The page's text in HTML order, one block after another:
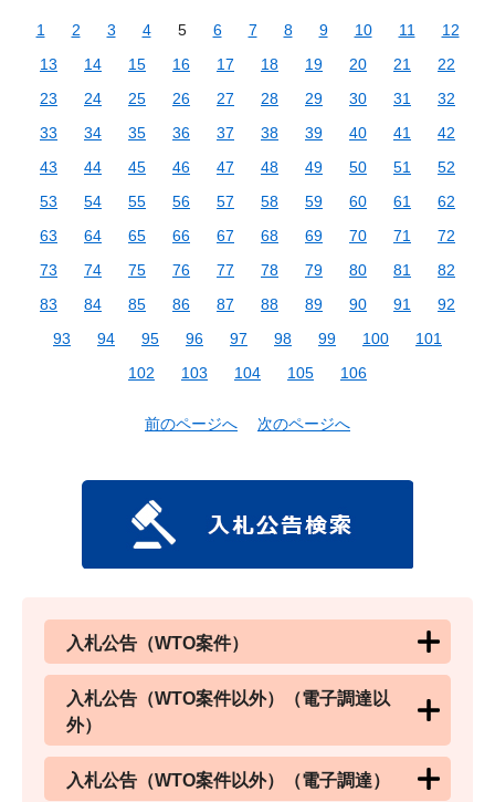
1 2 3 4 5 6 7 8 9 10 11
12
13
14 15 16 17 18 19 20 21
22
23
24 25 26 27 28 29 30 31
32
33
34 35 36 37 38 39 40 41
42
43
44 45 46 47 48 49 50 51
52
53
54 55 56 57 58 59 60 61
62
63
64 65 66 67 68 69 70 71
72
73
74 75 76 77 78 79 80 81
82
83
84 85 86 87 88 89 90 91
92
93
94 95 96 97 98 99 100
101
102
103 104 105 106
前のページへ 次のページへ
入札公告（WTO案件）
入札公告（WTO案件以外）（電子調達以
外）
入札公告（WTO案件以外）（電子調達）